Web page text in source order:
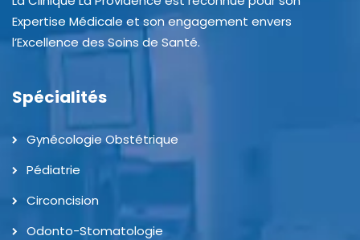
Expertise Médicale et son engagement envers
l’Excellence des Soins de Santé.
Spécialités
Gynécologie Obstétrique
Pédiatrie
Circoncision
Odonto-Stomatologie